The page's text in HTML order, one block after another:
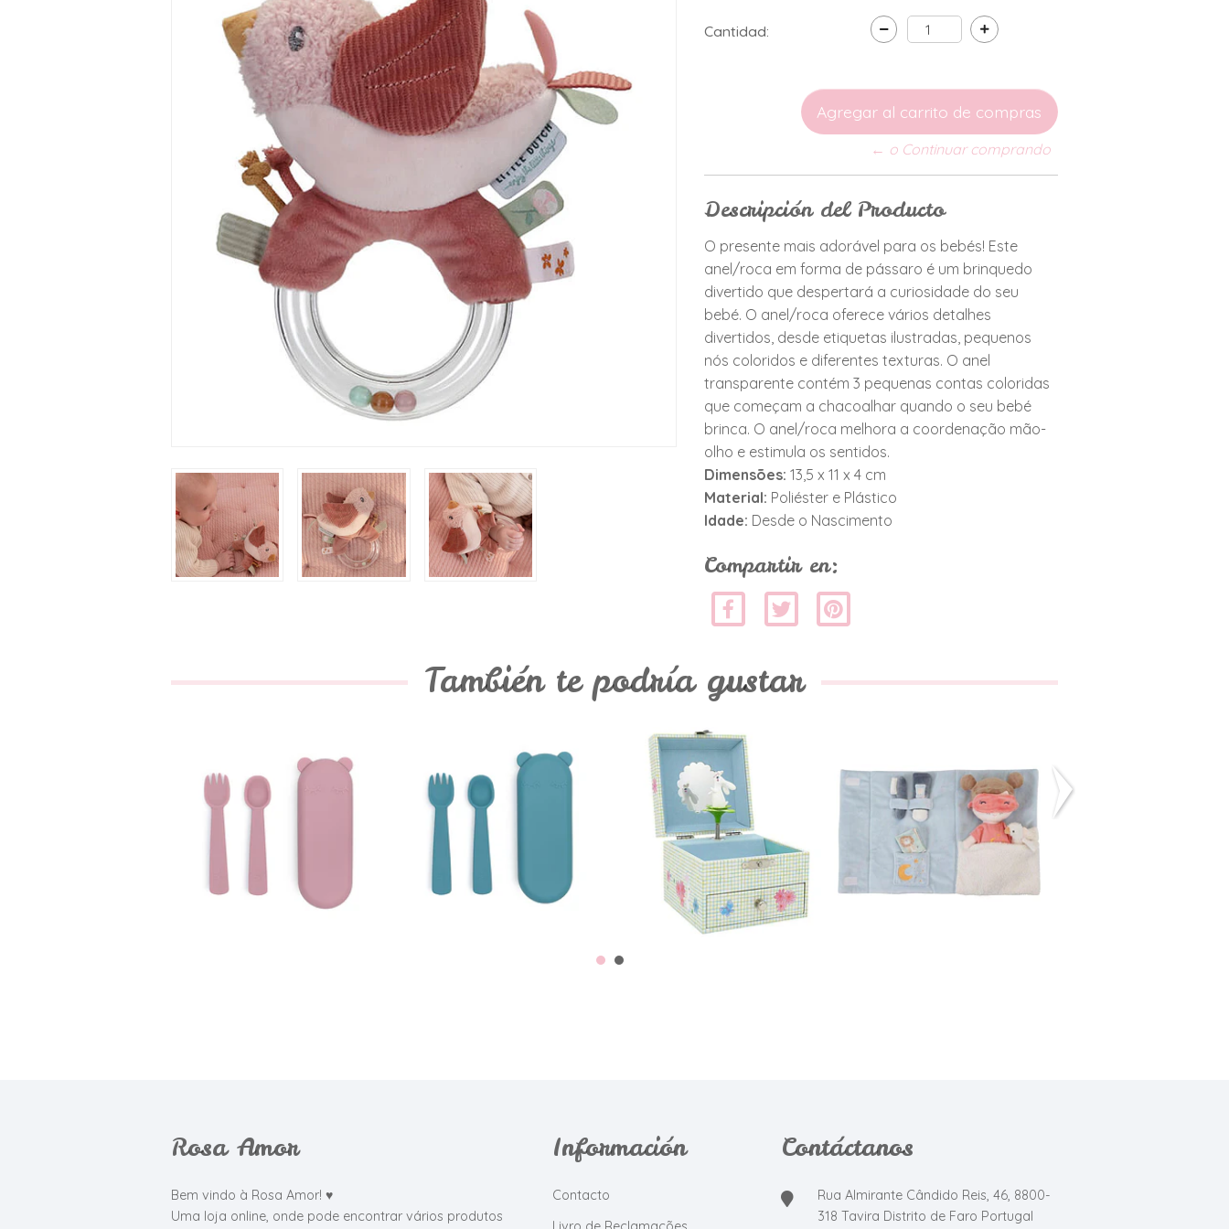
Cantidad:
← o Continuar comprando
Descripción del Producto
O presente mais adorável para os bebés! Este
anel/roca em forma de pássaro é um brinquedo
divertido que despertará a curiosidade do seu
bebé. O anel/roca oferece vários detalhes
divertidos, desde etiquetas ilustradas, pequenos
nós coloridos e diferentes texturas. O anel
transparente contém 3 pequenas contas coloridas
que começam a chacoalhar quando o seu bebé
brinca. O anel/roca melhora a coordenação mão-
olho e estimula os sentidos.
Dimensões: 13,5 x 11 x 4 cm
Material: Poliéster e Plástico
Idade: Desde o Nascimento
Compartir en:
También te podría gustar
Caixa Com
Talheres - Rosa
€13,95
Caixa Com
Talheres - Azul
€13,95
Caixa de Música
- Coelhinho
€23,50
Set Festa do
Pijama
€29,95
Rosa Amor
Bem vindo à Rosa Amor! ♥
Uma loja online, onde pode encontrar vários produtos
Información
Contacto
Contáctanos
Rua Almirante Cândido Reis, 46, 8800-
318 Tavira Distrito de Faro Portugal